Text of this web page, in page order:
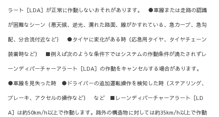
ラート［LDA］が正常に作動しないおそれがあります。 ●車線または走路の認識
が困難なシーン（悪天候、逆光、濡れた路面、線がかすれている、急カーブ、急勾
配、分合流付近など） ●タイヤに変化がある時（応急用タイヤ、タイヤチェーン
装着時など） ■例えば次のような条件下ではシステムの作動条件が満たされずレ
ーンディパーチャーアラート［LDA］の作動をキャンセルする場合があります。
●車線を見失った時 ●ドライバーの追加運転操作を検知した時（ステアリング、
ブレーキ、アクセルの操作など） など ■レーンディパーチャーアラート［LD
A］は約50km/h以上で作動します。路外の構造物に対しては約35km/h以上で作動